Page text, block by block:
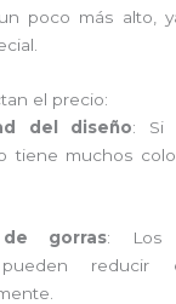
poco más alto,
el precio:
del diseño: Si
tiene muchos
gorras: Los
reducir